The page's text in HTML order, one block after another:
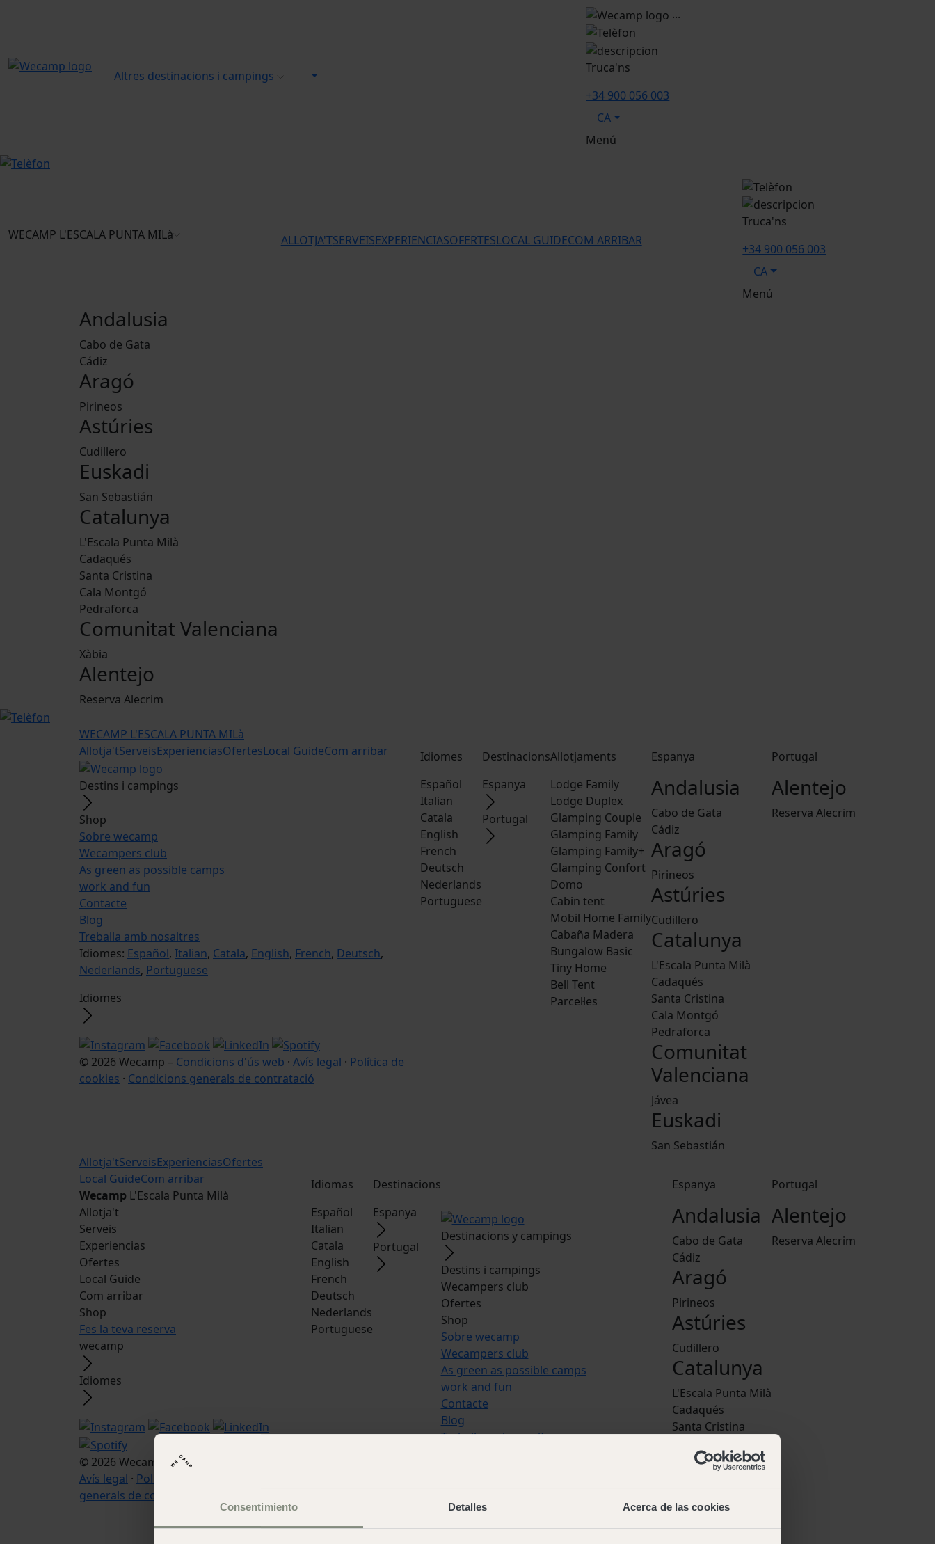
Consentimiento Detalles Acerca de las cookies
Altres destinacions i campings
...
Truca'ns
+34 900 056 003
CA
Menú
WECAMP L'ESCALA PUNTA MILà ALLOTJA'TSERVEISEXPERIENCIASOFERTESLOCAL GUIDECOM ARRIBAR
Truca'ns
+34 900 056 003
CA
Menú
Andalusia
Cabo de Gata
Cádiz
Aragó
Pirineos
Astúries
Cudillero
Euskadi
San Sebastián
Catalunya
L'Escala Punta Milà
Cadaqués
Santa Cristina
Cala Montgó
Pedraforca
Comunitat Valenciana
Xàbia
Alentejo
Reserva Alecrim
WECAMP L'ESCALA PUNTA MILà
Allotja'tServeisExperienciasOfertesLocal GuideCom arribar
Destins i campings
Shop
Sobre wecamp
Wecampers club
As green as possible camps
work and fun
Contacte
Blog
Treballa amb nosaltres
Idiomes: Español, Italian, Catala, English, French, Deutsch,
Nederlands, Portuguese
Idiomes
© 2026 Wecamp – Condicions d'ús web · Avís legal · Política de
cookies · Condicions generals de contratació
Idiomes
Español
Italian
Catala
English
French
Deutsch
Nederlands
Portuguese
Destinacions
Espanya
Portugal
Allotjaments
Lodge Family
Lodge Duplex
Glamping Couple
Glamping Family
Glamping Family+
Glamping Confort
Domo
Cabin tent
Mobil Home Family
Cabaña Madera
Bungalow Basic
Tiny Home
Bell Tent
Parcel·les
Espanya
Andalusia
Cabo de Gata
Cádiz
Aragó
Pirineos
Astúries
Cudillero
Catalunya
L'Escala Punta Milà
Cadaqués
Santa Cristina
Cala Montgó
Pedraforca
Comunitat
Valenciana
Jávea
Euskadi
San Sebastián
Portugal
Alentejo
Reserva Alecrim
Allotja'tServeisExperienciasOfertes
Local GuideCom arribar
Wecamp L'Escala Punta Milà
Allotja't
Serveis
Experiencias
Ofertes
Local Guide
Com arribar
Shop
Fes la teva reserva
wecamp
Idiomes
© 2026 Wecamp –Condicions d'ús web
Avís legal · Política de cookies
generals de contratació
Idiomas
Español
Italian
Catala
English
French
Deutsch
Nederlands
Portuguese
Destinacions
Espanya
Portugal
Destinacions y campings
Destins i campings
Wecampers club
Ofertes
Shop
Sobre wecamp
Wecampers club
As green as possible camps
work and fun
Contacte
Blog
Treballa amb nosaltres
Espanya
Andalusia
Cabo de Gata
Cádiz
Aragó
Pirineos
Astúries
Cudillero
Catalunya
L'Escala Punta Milà
Cadaqués
Santa Cristina
Pedraforca
Comunitat
Valenciana
Jávea
Portugal
Alentejo
Reserva Alecrim